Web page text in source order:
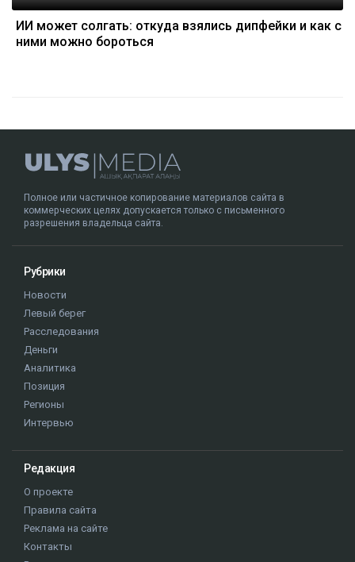
ИИ может солгать: откуда взялись дипфейки и как с
ними можно бороться
Полное или частичное копирование материалов сайта в
коммерческих целях допускается только с письменного
разрешения владельца сайта.
Рубрики
Новости
Левый берег
Расследования
Деньги
Аналитика
Позиция
Регионы
Интервью
Редакция
О проекте
Правила сайта
Реклама на сайте
Контакты